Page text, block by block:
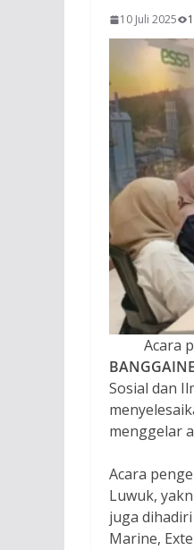
10 Juli 2025
Acara
Sosial dan
menggelar
Acara
Luwuk,
juga
Marine,